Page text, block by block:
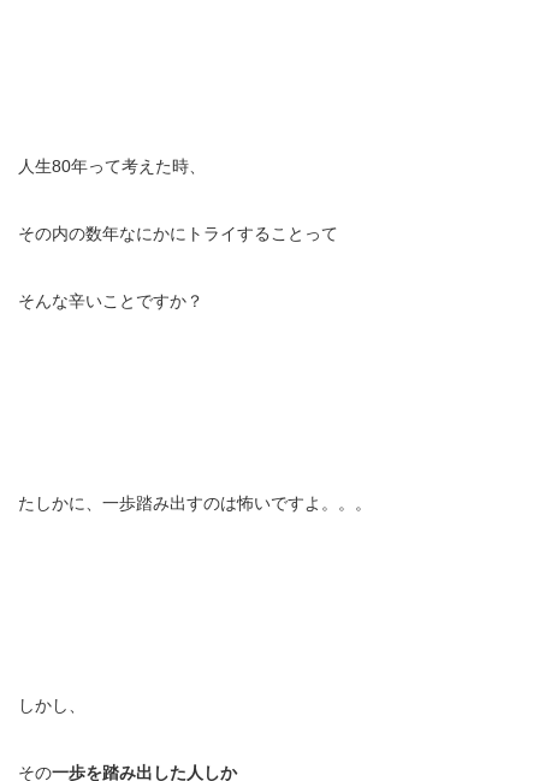
人生80年って考えた時、
その内の数年なにかにトライすることって
そんな辛いことですか？
たしかに、一歩踏み出すのは怖いですよ。。。
しかし、
その一歩を踏み出した人しか